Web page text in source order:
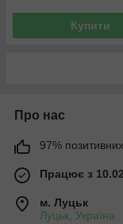
Купити
Про нас
97% позитивних
Працює з
м. Луцьк
Луцьк, Україна